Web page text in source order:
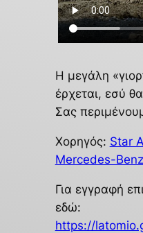
Η μεγάλη
έρχεται, εσύ θα
Σας
Χορηγός: Star
Mercedes-
Για εγγραφή
εδώ:
https://